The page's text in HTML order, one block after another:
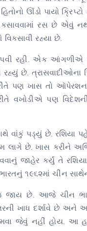
ઊંડો પાયો
રસ છે એવું
રહ્યા છે.
આપવી રહી. એક
છે. ત્રાસવાદીઓના
પણ ખાસ તો ઑપેરશન
વખોડીએ પણ
વાંકું પડ્યું છે. રશિયા
છે. ખાસ કરીને
જાહેર કર્યું તે
૧૯૬૨માં ચીન
જાય છે. આજે ચીન
ખાધ દર્શાવે છે અને
જેવું નહીં હોય. આ